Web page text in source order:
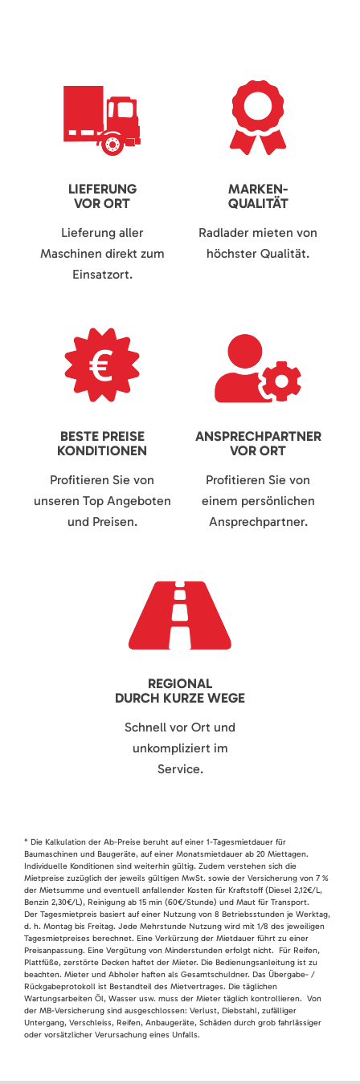
LIEFERUNG
VOR ORT
Lieferung aller
Maschinen direkt zum
Einsatzort.
MARKEN-
QUALITÄT
Radlader mieten von
höchster Qualität.
BESTE PREISE
KONDITIONEN
Profitieren Sie von
unseren Top Angeboten
und Preisen.
ANSPRECHPARTNER
VOR ORT
Profitieren Sie von
einem persönlichen
Ansprechpartner.
REGIONAL
DURCH KURZE WEGE
Schnell vor Ort und
unkompliziert im
Service.
* Die Kalkulation der Ab-Preise beruht auf einer 1-Tagesmietdauer für
Baumaschinen und Baugeräte, auf einer Monatsmietdauer ab 20 Miettagen.
Individuelle Konditionen sind weiterhin gültig. Zudem verstehen sich die
Mietpreise zuzüglich der jeweils gültigen MwSt. sowie der Versicherung von 7 %
der Mietsumme und eventuell anfallender Kosten für Kraftstoff (Diesel 2,12€/L,
Benzin 2,30€/L), Reinigung ab 15 min (60€/Stunde) und Maut für Transport.
Der Tagesmietpreis basiert auf einer Nutzung von 8 Betriebsstunden je Werktag,
d. h. Montag bis Freitag. Jede Mehrstunde Nutzung wird mit 1/8 des jeweiligen
Tagesmietpreises berechnet. Eine Verkürzung der Mietdauer führt zu einer
Preisanpassung. Eine Vergütung von Minderstunden erfolgt nicht. Für Reifen,
Plattfüße, zerstörte Decken haftet der Mieter. Die Bedienungsanleitung ist zu
beachten. Mieter und Abholer haften als Gesamtschuldner. Das Übergabe- /
Rückgabeprotokoll ist Bestandteil des Mietvertrages. Die täglichen
Wartungsarbeiten Öl, Wasser usw. muss der Mieter täglich kontrollieren. Von
der MB-Versicherung sind ausgeschlossen: Verlust, Diebstahl, zufälliger
Untergang, Verschleiss, Reifen, Anbaugeräte, Schäden durch grob fahrlässiger
oder vorsätzlicher Verursachung eines Unfalls.